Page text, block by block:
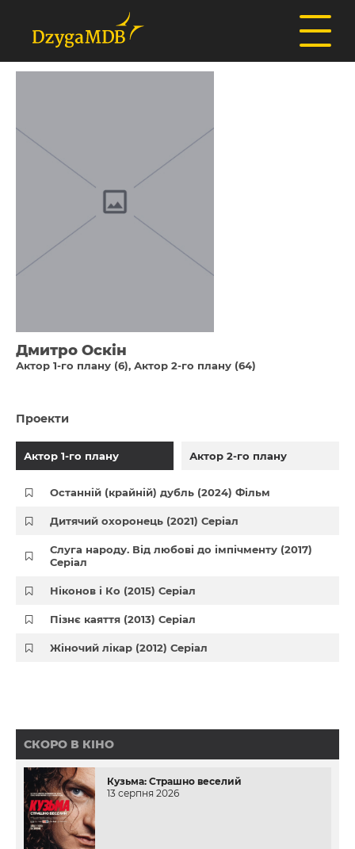
Дмитро Оскін
Актор 1-го плану (6) Актор 2-го плану (64)
Проекти
Актор 1-го плану Актор 2-го плану
Останній (крайній) дубль (2024) Фільм
Дитячий охоронець (2021) Серіал
Слуга народу. Від любові до імпічменту (2017)
Серіал
Ніконов і Ко (2015) Серіал
Пізнє каяття (2013) Серіал
Жіночий лікар (2012) Серіал
СКОРО В КІНО
Кузьма: Страшно веселий
13 серпня 2026